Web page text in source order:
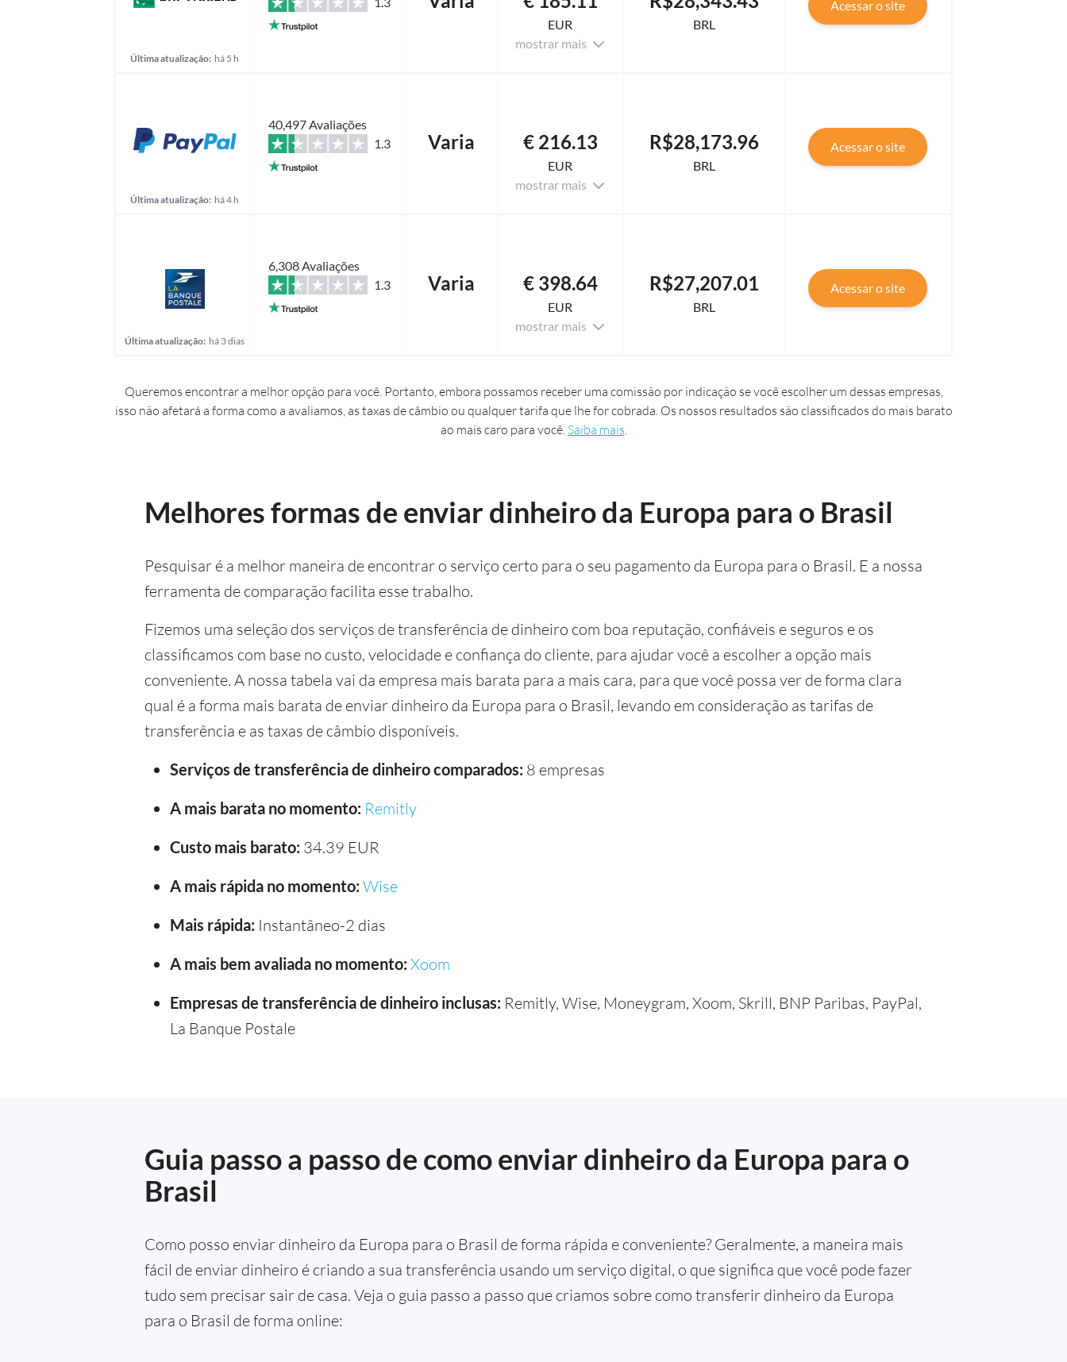
Última atualização: há 5 h
EUR
mostrar mais
BRL
Acessar o site
Última atualização: há 4 h
40,497 Avaliações
1.3
Varia € 216.13
EUR
mostrar mais
R$28,173.96
BRL
Acessar o site
Última atualização: há 3 dias
6,308 Avaliações
1.3
Varia € 398.64
EUR
mostrar mais
R$27,207.01
BRL
Acessar o site
Queremos encontrar a melhor opção para você. Portanto, embora possamos receber uma comissão por indicação se você escolher um dessas empresas,
isso não afetará a forma como a avaliamos, as taxas de câmbio ou qualquer tarifa que lhe for cobrada. Os nossos resultados são classificados do mais barato
ao mais caro para você. Saiba mais
Melhores formas de enviar dinheiro da Europa para o Brasil
Pesquisar é a melhor maneira de encontrar o serviço certo para o seu pagamento da Europa para o Brasil. E a nossa
ferramenta de comparação facilita esse trabalho.
Fizemos uma seleção dos serviços de transferência de dinheiro com boa reputação, confiáveis e seguros e os
classificamos com base no custo, velocidade e confiança do cliente, para ajudar você a escolher a opção mais
conveniente. A nossa tabela vai da empresa mais barata para a mais cara, para que você possa ver de forma clara
qual é a forma mais barata de enviar dinheiro da Europa para o Brasil, levando em consideração as tarifas de
transferência e as taxas de câmbio disponíveis.
Serviços de transferência de dinheiro comparados: 8 empresas
A mais barata no momento: Remitly
Custo mais barato: 34.39 EUR
A mais rápida no momento: Wise
Mais rápida: Instantâneo-2 dias
A mais bem avaliada no momento: Xoom
Empresas de transferência de dinheiro inclusas: Remitly, Wise, Moneygram, Xoom, Skrill, BNP Paribas, PayPal,
La Banque Postale
Guia passo a passo de como enviar dinheiro da Europa para o
Brasil
Como posso enviar dinheiro da Europa para o Brasil de forma rápida e conveniente? Geralmente, a maneira mais
fácil de enviar dinheiro é criando a sua transferência usando um serviço digital, o que significa que você pode fazer
tudo sem precisar sair de casa. Veja o guia passo a passo que criamos sobre como transferir dinheiro da Europa
para o Brasil de forma online: